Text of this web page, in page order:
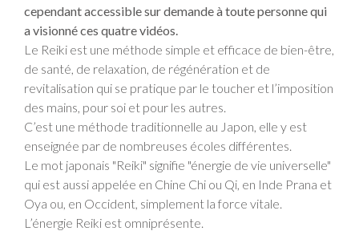
cependant accessible sur demande à toute personne qui
a visionné ces quatre vidéos.
Le Reiki est une méthode simple et efficace de bien-être,
de santé, de relaxation, de régénération et de
revitalisation qui se pratique par le toucher et l’imposition
des mains, pour soi et pour les autres.
C’est une méthode traditionnelle au Japon, elle y est
enseignée par de nombreuses écoles différentes.
Le mot japonais "Reiki" signifie "énergie de vie universelle"
qui est aussi appelée en Chine Chi ou Qi, en Inde Prana et
Oya ou, en Occident, simplement la force vitale.
L’énergie Reiki est omniprésente.